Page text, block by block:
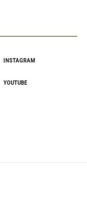
INSTAGRAM
YOUTUBE